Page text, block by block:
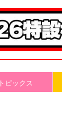
トピックス